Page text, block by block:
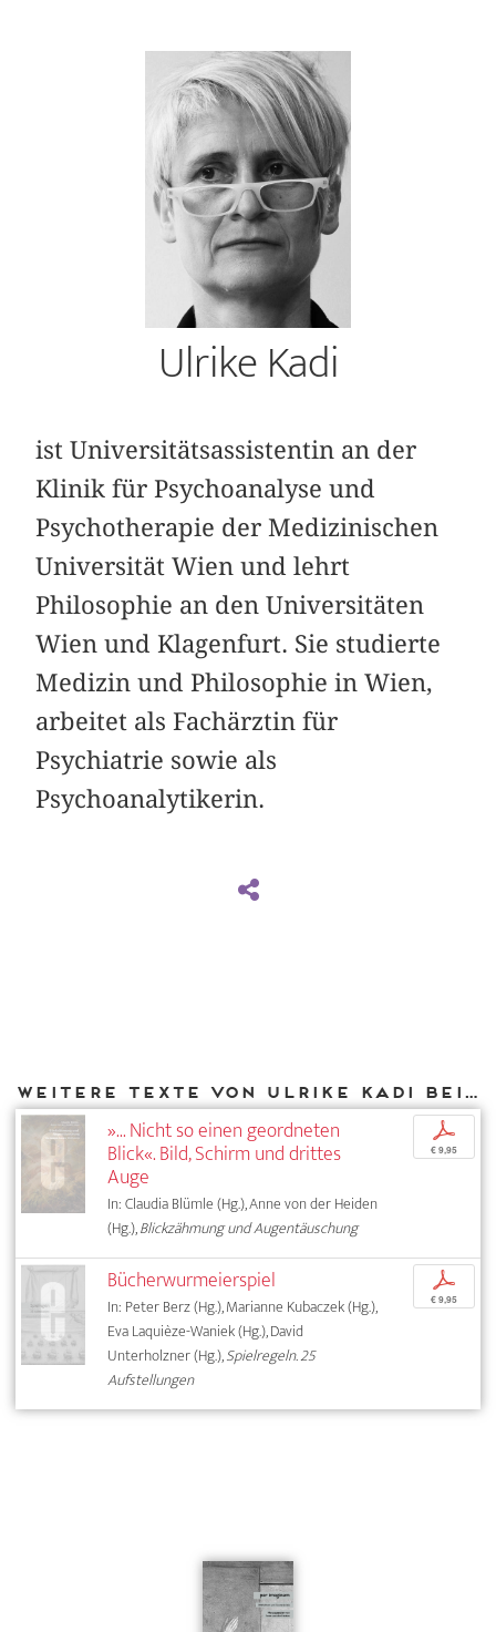
Ulrike Kadi
ist Universitätsassistentin an der
Klinik für Psychoanalyse und
Psychotherapie der Medizinischen
Universität Wien und lehrt
Philosophie an den Universitäten
Wien und Klagenfurt. Sie studierte
Medizin und Philosophie in Wien,
arbeitet als Fachärztin für
Psychiatrie sowie als
Psychoanalytikerin.
Weitere Texte von Ulrike Kadi bei DIAPHANES
»... Nicht so einen geordneten
Blick«. Bild, Schirm und drittes
Auge
In: Claudia Blümle (Hg.), Anne von der Heiden
(Hg.),Blickzähmung und Augentäuschung
p
€ 9,95
Bücherwurmeierspiel
In: Peter Berz (Hg.), Marianne Kubaczek (Hg.),
Eva Laquièze-Waniek (Hg.), David
Unterholzner (Hg.),Spielregeln. 25
Aufstellungen
p
€ 9,95